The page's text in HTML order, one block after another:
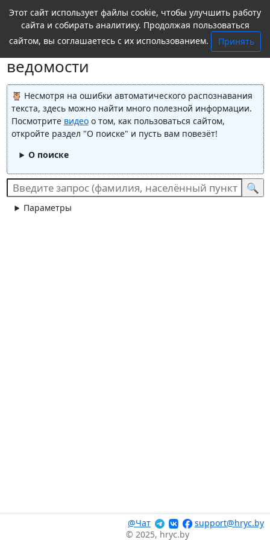
Астраханские епархиальные
ведомости
Несмотря на ошибки автоматического распознавания
текста, здесь можно найти много полезной информации.
Посмотрите видеоо том, как пользоваться сайтом,
откройте раздел "О поиске" и пусть вам повезёт!
О поиске
Параметры
Этот сайт использует файлы cookie, чтобы улучшить работу
сайта и собирать аналитику. Продолжая пользоваться
сайтом, вы соглашаетесь с их использованием.
Принять
@Чат
support@hryc.by
© 2025, hryc.by